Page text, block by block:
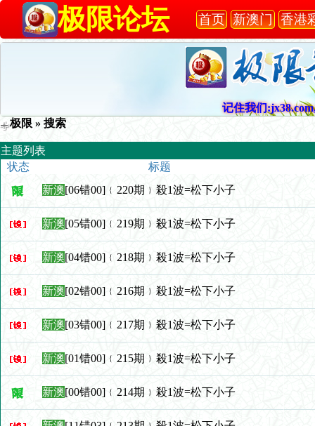
极限论坛 首页 新澳门 香港
记住我们
极限 » 搜索
主题列表
状态
标题
新澳[06错00]﹛220期﹜殺1波=松下小子
新澳[05错00]﹛219期﹜殺1波=松下小子
新澳[04错00]﹛218期﹜殺1波=松下小子
新澳[02错00]﹛216期﹜殺1波=松下小子
新澳[03错00]﹛217期﹜殺1波=松下小子
新澳[01错00]﹛215期﹜殺1波=松下小子
新澳[00错00]﹛214期﹜殺1波=松下小子